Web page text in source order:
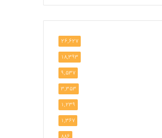
26,627
18,393
9,537
3,353
1,239
1,367